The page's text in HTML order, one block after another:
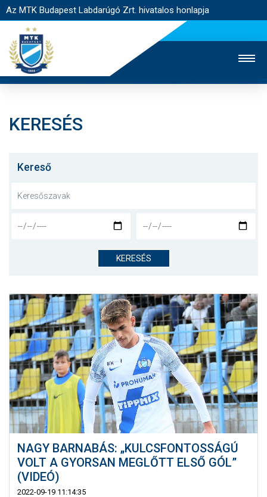
Az MTK Budapest Labdarúgó Zrt. hivatalos honlapja
JEGYÉRTÉKESÍTÉS
NYITÓLAP
CSAPATOK
KLUB
GALÉRIA
SZURKOLÓI ÉLMÉNYEK
AKKREDITÁCIÓ
KERESÉS
Kereső
KERESÉS
NAGY BARNABÁS: „KULCSFONTOSSÁGÚ
VOLT A GYORSAN MEGLŐTT ELSŐ GÓL”
(VIDEÓ)
2022-09-19 11:14:35